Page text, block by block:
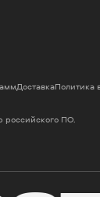
российского ПО.
ДоставкаПолитика